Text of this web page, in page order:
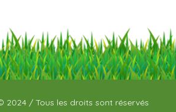
2024 / Tous les droits sont réservés